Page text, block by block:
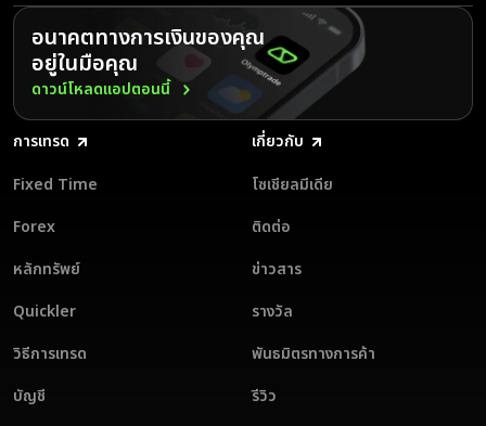
ใช้การวิเคราะห์ อินดิเคเตอร์ และเครื่องมืออื่น ๆ อีกมากมายเพื่อให้ได้
ผลลัพธ์ที่ดีขึ้น
Olymptrade ให้ความสำคัญกับประสบการณ์การเทรด Forex ของคุณมาเป็น
อันดับแรกพร้อมประสบการณ์การเทรดที่โปร่งใส สะดวกสบาย และน่าสนใจ
ลงทุนใน Forex หุ้น และดัชนีที่มาพร้อมตราสารการเทรดมากกว่า 100
รายการ
แบ่งปันและเรียนรู้จากประสบการณ์การเทรด
เข้าร่วมกิจกรรมทั่วไปและอีเวนต์พิเศษของแพลตฟอร์ม
กำหนดค่าหน้าจออินเตอร์เฟซของคุณมและฟีเจอร์ในบัญชีของ
แพลตฟอร์ม
Olymptrade มุ่งหวังให้การเทรด Forex ออนไลน์ของคุณมีประสิทธิภาพและ
อนาคตทางการเงินของคุณ
อยู่ในมือคุณ
ดาวน์โหลดแอปตอนนี้
การเทรด
Fixed Time
Forex
หลักทรัพย์
Quickler
วิธีการเทรด
บัญชี
เกี่ยวกับ
โซเชียลมีเดีย
ติดต่อ
ข่าวสาร
รางวัล
พันธมิตรทางการค้า
รีวิว